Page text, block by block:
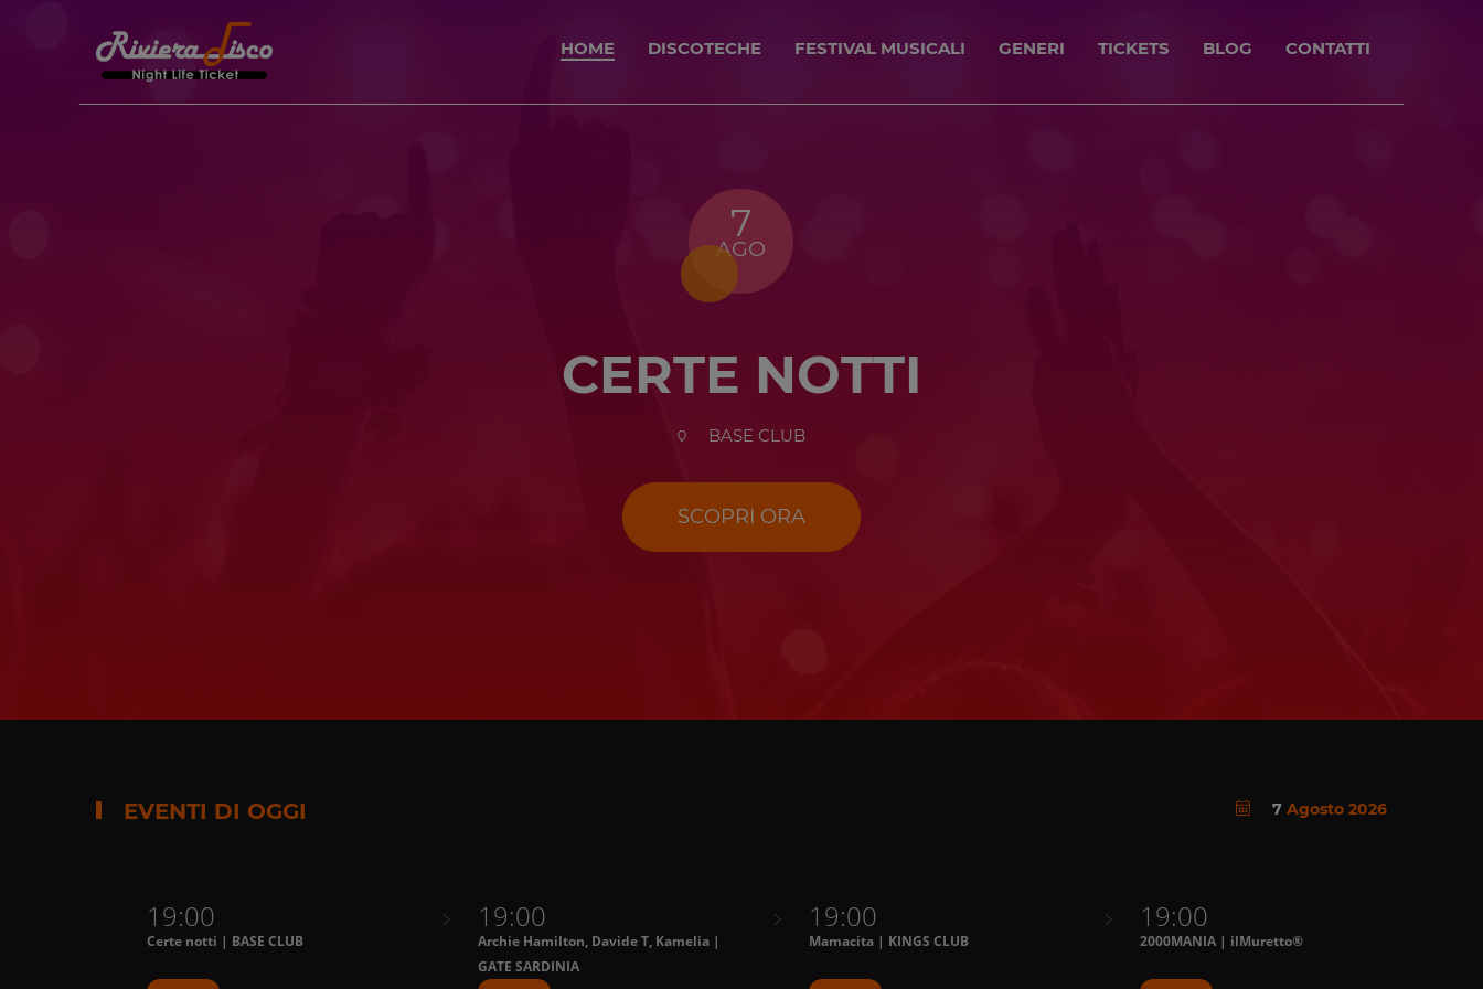
HOME DISCOTECHE FESTIVAL MUSICALI GENERI TICKETS BLOG CONTATTI
7
AGO
CERTE NOTTI
BASE CLUB
SCOPRI ORA
EVENTI DI OGGI 7 Agosto 2026
19:00
Certe notti | BASE CLUB
19:00
Archie Hamilton, Davide T, Kamelia |
GATE SARDINIA
19:00
Mamacita | KINGS CLUB
19:00
2000MANIA | ilMuretto®